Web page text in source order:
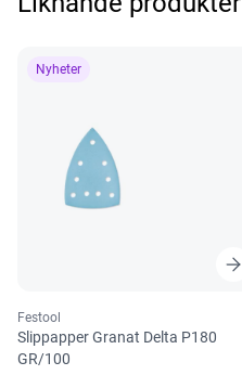
Nyheter
Festool
Slippapper Granat Delta P180
GR/100